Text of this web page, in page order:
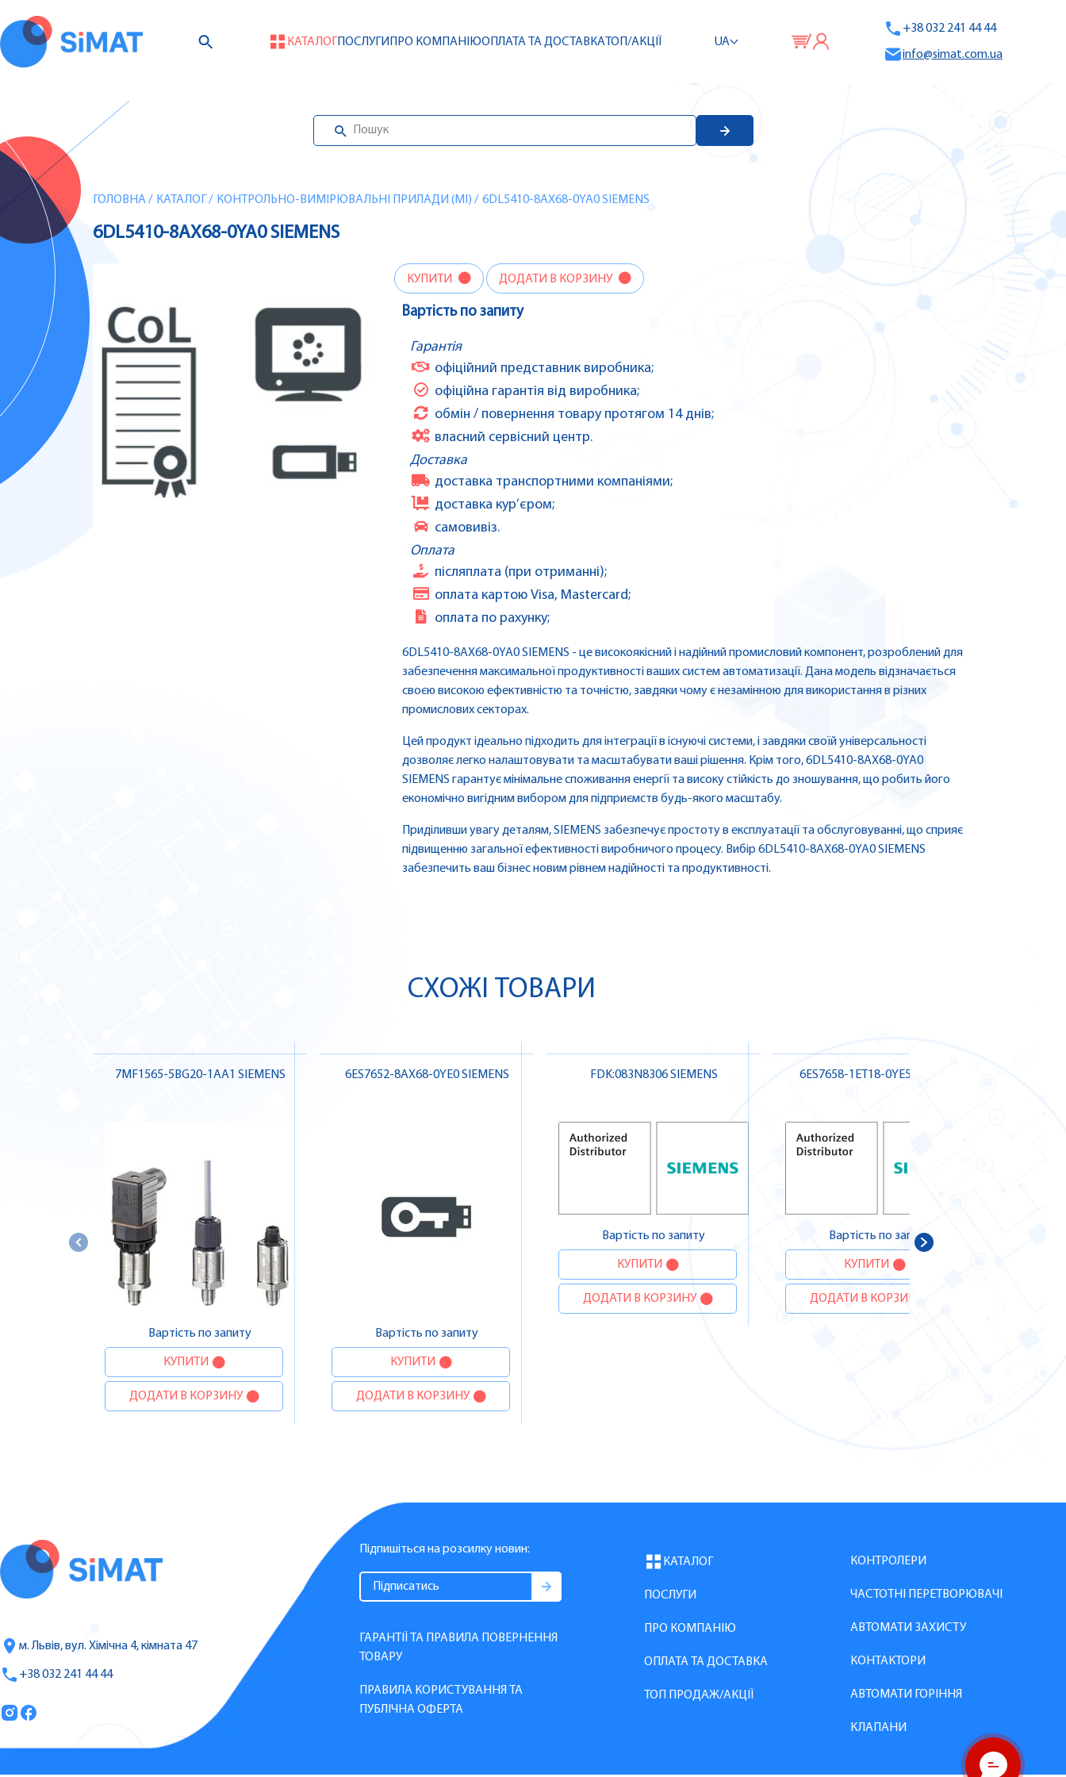
КАТАЛОГПОСЛУГИ ПРО КОМПАНІЮОПЛАТА ТА ДОСТАВКАТОП/АКЦІЇ UA
+38 032 241 44 44
info@simat.com.ua
ГОЛОВНА/ КАТАЛОГ / КОНТРОЛЬНО-ВИМІРЮВАЛЬНІ ПРИЛАДИ (MI) / 6DL5410-8AX68-0YA0 SIEMENS
6DL5410-8AX68-0YA0 SIEMENS
КУПИТИ ДОДАТИ В КОРЗИНУ
Вартість по запиту
Гарантія
офіційний представник виробника;
офіційна гарантія від виробника;
обмін / повернення товару протягом 14 днів;
власний сервісний центр.
Доставка
доставка транспортними компаніями;
доставка кур’єром;
самовивіз.
Оплата
післяплата (при отриманні);
оплата картою Visa, Mastercard;
оплата по рахунку;
6DL5410-8AX68-0YA0 SIEMENS - це високоякісний і надійний промисловий компонент, розроблений для
забезпечення максимальної продуктивності ваших систем автоматизації. Дана модель відзначається
своєю високою ефективністю та точністю, завдяки чому є незамінною для використання в різних
промислових секторах.
Цей продукт ідеально підходить для інтеграції в існуючі системи, і завдяки своїй універсальності
дозволяє легко налаштовувати та масштабувати ваші рішення. Крім того, 6DL5410-8AX68-0YA0
SIEMENS гарантує мінімальне споживання енергії та високу стійкість до зношування, що робить його
економічно вигідним вибором для підприємств будь-якого масштабу.
Приділивши увагу деталям, SIEMENS забезпечує простоту в експлуатації та обслуговуванні, що сприяє
підвищенню загальної ефективності виробничого процесу. Вибір 6DL5410-8AX68-0YA0 SIEMENS
забезпечить ваш бізнес новим рівнем надійності та продуктивності.
СХОЖІ ТОВАРИ
7MF1565-5BG20-1AA1 SIEMENS
Вартість по запиту
КУПИТИ
ДОДАТИ В КОРЗИНУ
6ES7652-8AX68-0YE0 SIEMENS
Вартість по запиту
КУПИТИ
ДОДАТИ В КОРЗИНУ
FDK:083N8306 SIEMENS
Вартість по запиту
КУПИТИ
ДОДАТИ В КОРЗИНУ
6ES7658-1ET18-0YE5 SIEMENS
Вартість по запиту
КУПИТИ
ДОДАТИ В КОРЗИНУ
м. Львів, вул. Хімічна 4, кімната 47
+38 032 241 44 44
Підпишіться на розсилку новин:
ГАРАНТІЇ ТА ПРАВИЛА ПОВЕРНЕННЯ
ТОВАРУ
ПРАВИЛА КОРИСТУВАННЯ ТА
ПУБЛІЧНА ОФЕРТА
КАТАЛОГ
ПОСЛУГИ
ПРО КОМПАНІЮ
ОПЛАТА ТА ДОСТАВКА
ТОП ПРОДАЖ/АКЦІЇ
КОНТРОЛЕРИ
ЧАСТОТНІ ПЕРЕТВОРЮВАЧІ
АВТОМАТИ ЗАХИСТУ
КОНТАКТОРИ
АВТОМАТИ ГОРІННЯ
КЛАПАНИ